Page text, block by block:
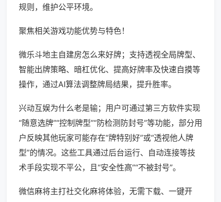
规则，维护公平环境。
聚焦相关游戏功能优势与特色！
微乐斗地主自建房怎么来好牌；支持透视全局牌型、
智能出牌策略、暗杠优化、提高好牌率及快速自摸等
操作，通过AI算法调整牌局结果，提升胜率。
兴动互娱为什么老是输；用户可通过第三方软件实现
“随意选牌”“控制牌型”“防检测防封号”等功能，部分用
户反映其他玩家可能存在“牌特别好”或“透视他人牌
型”的情况。这些工具通过后台运行、自动连接等技
术手段实现不平公，且“安全性高”“不被封号”。
微信麻将主打社交化麻将体验，无需下载、一键开